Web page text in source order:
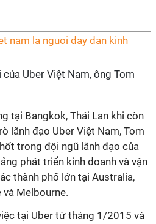
Uber Việt Nam, ông Tom
tại Bangkok, Thái Lan khi còn
lãnh đạo Uber Việt Nam, Tom
trong đội ngũ lãnh đạo của
phát triển kinh doanh và vận
thành phố lớn tại Australia,
và Melbourne.
tại Uber từ tháng 1/2015 và